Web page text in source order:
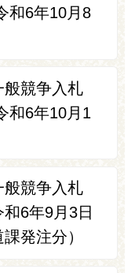
和6年10月8
般競争入札
和6年10月1
般競争入札
和6年9月3日
発注分）